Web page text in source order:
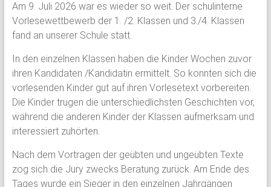
Am 9. Juli 2026 war es wieder so weit. Der schulinterne
Vorlesewettbewerb der 1. /2. Klassen und 3./4. Klassen
fand an unserer Schule statt.
In den einzelnen Klassen haben die Kinder Wochen zuvor
ihren Kandidaten /Kandidatin ermittelt. So konnten sich die
vorlesenden Kinder gut auf ihren Vorlesetext vorbereiten.
Die Kinder trugen die unterschiedlichsten Geschichten vor,
während die anderen Kinder der Klassen aufmerksam und
interessiert zuhörten.
Nach dem Vortragen der geübten und ungeübten Texte
zog sich die Jury zwecks Beratung zurück. Am Ende des
Tages wurde ein Sieger in den einzelnen Jahrgängen